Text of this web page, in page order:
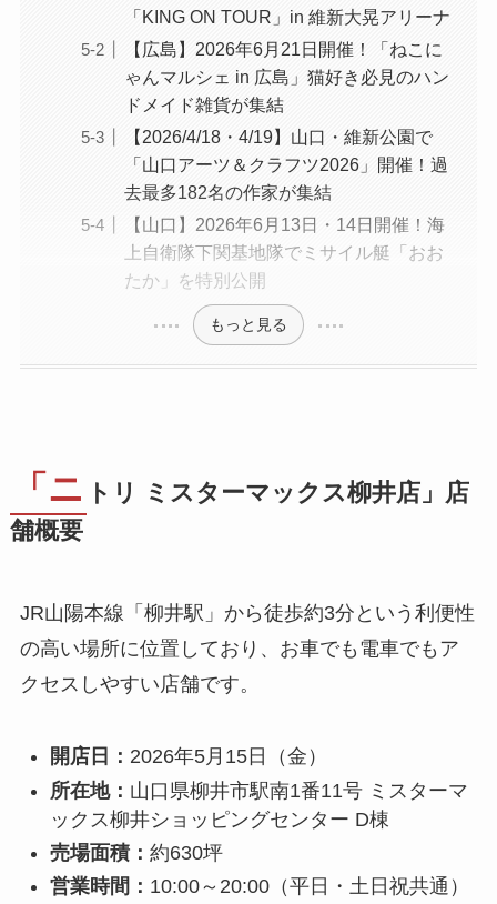
「KING ON TOUR」in 維新大晃アリーナ
【広島】2026年6月21日開催！「ねこに
ゃんマルシェ in 広島」猫好き必見のハン
ドメイド雑貨が集結
【2026/4/18・4/19】山口・維新公園で
「山口アーツ＆クラフツ2026」開催！過
去最多182名の作家が集結
【山口】2026年6月13日・14日開催！海
上自衛隊下関基地隊でミサイル艇「おお
たか」を特別公開
もっと見る
「ニ
トリ ミスターマックス柳井店」店
舗概要
JR山陽本線「柳井駅」から徒歩約3分という利便性
の高い場所に位置しており、お車でも電車でもア
クセスしやすい店舗です。
開店日： 2026年5月15日（金）
所在地： 山口県柳井市駅南1番11号 ミスターマ
ックス柳井ショッピングセンター D棟
売場面積： 約630坪
営業時間： 10:00～20:00（平日・土日祝共通）